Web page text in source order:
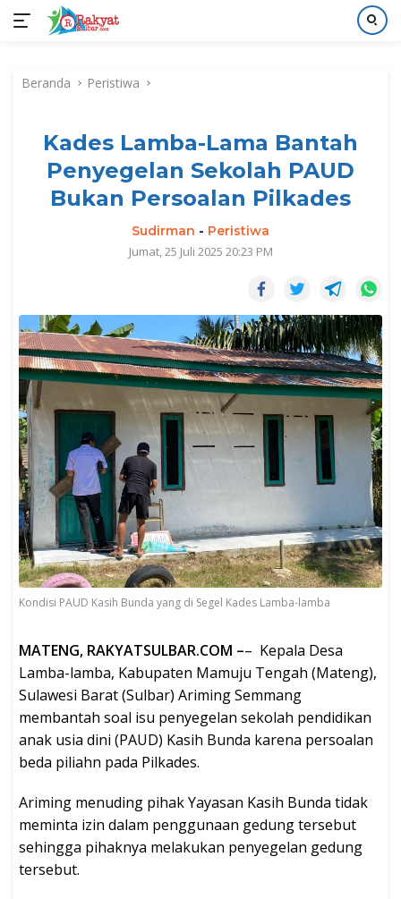
kontenBeranda Peristiwa
Kades Lamba-Lama Bantah
Penyegelan Sekolah PAUD
Bukan Persoalan Pilkades
Sudirman - Peristiwa
Jumat, 25 Juli 2025 20:23 PM
Kondisi PAUD Kasih Bunda yang di Segel Kades Lamba-lamba
MATENG, RAKYATSULBAR.COM –– Kepala Desa
Lamba-lamba, Kabupaten Mamuju Tengah (Mateng),
Sulawesi Barat (Sulbar) Ariming Semmang
membantah soal isu penyegelan sekolah pendidikan
anak usia dini (PAUD) Kasih Bunda karena persoalan
beda piliahn pada Pilkades.
Ariming menuding pihak Yayasan Kasih Bunda tidak
meminta izin dalam penggunaan gedung tersebut
sehingga pihaknya melakukan penyegelan gedung
tersebut.